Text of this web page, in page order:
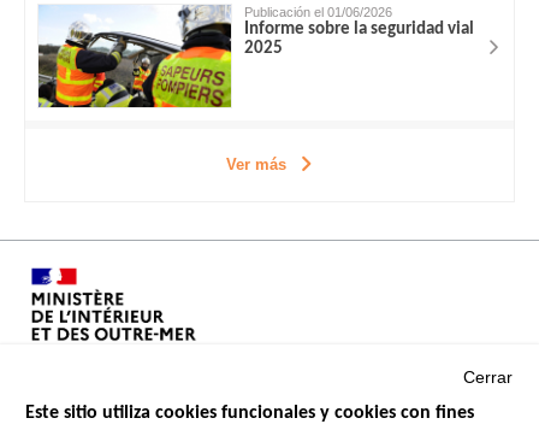
Publicación el 01/06/2026
Informe sobre la seguridad vial
2025
Ver más
Cerrar
Este sitio utiliza cookies funcionales y cookies con fines